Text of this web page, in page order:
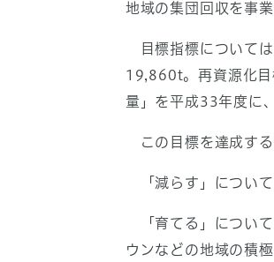
地域の集団回収を事
目標指標については
19,860t。再資源化目
量」を平成33年度に
この目標を達成する
「減らす」について
「育てる」について
ウンなどの地域の積